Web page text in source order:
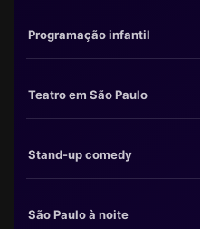
Programação infantil
Teatro em São Paulo
Stand-up comedy
São Paulo à noite